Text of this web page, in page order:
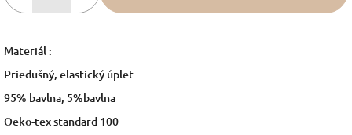
Materiál :
Priedušný, elastický úplet
95% bavlna, 5%bavlna
Oeko-tex standard 100